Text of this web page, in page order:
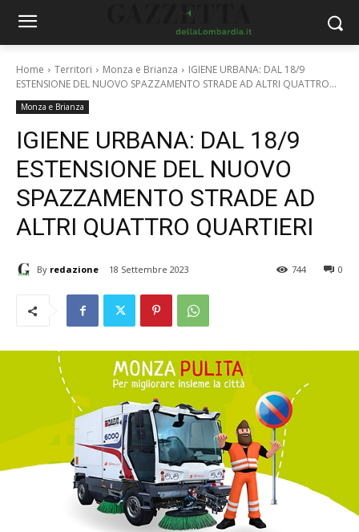
Home Territori Monza e Brianza
IGIENE URBANA: DAL 18/9
ESTENSIONE DEL NUOVO SPAZZAMENTO STRADE AD ALTRI QUATTRO...
Monza e Brianza
IGIENE URBANA: DAL 18/9
ESTENSIONE DEL NUOVO
SPAZZAMENTO STRADE AD
ALTRI QUATTRO QUARTIERI
By redazione 18 Settembre 2023 0
744